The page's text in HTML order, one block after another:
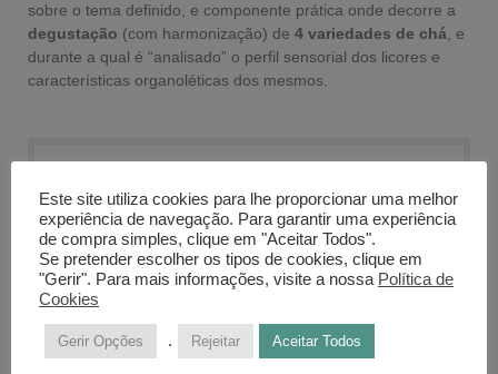
sobre o tema definido, e componente prática onde decorre a
degustação (com harmonização) de 4 variedades de chá, e
durante a qual é “analisado” o perfil sensorial dos licores e
características organoléticas dos mesmos.
Posso indicar várias pessoas na mesma inscrição?
Quantas pessoas podem participar no evento?
Política de Cancelamento do Evento
Este site utiliza cookies para lhe proporcionar uma melhor
experiência de navegação. Para garantir uma experiência
de compra simples, clique em "Aceitar Todos".
Se pretender escolher os tipos de cookies, clique em
"Gerir". Para mais informações, visite a nossa Política de
Cookies
Gerir Opções . Rejeitar Aceitar Todos